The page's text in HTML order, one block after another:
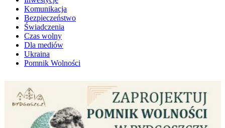
Komunikacja
Bezpieczeństwo
Świadczenia
Czas wolny
Dla mediów
Ukraina
Pomnik Wolności